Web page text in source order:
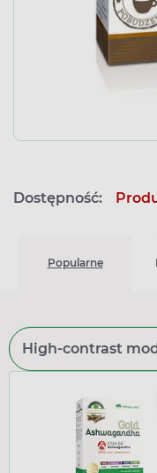
Dostępność:
Popularne
High-contrast